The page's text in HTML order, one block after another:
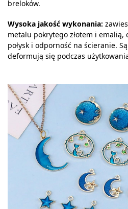
breloków.
Wysoka jakość wykonania:
metalu pokrytego złotem i emalią,
połysk i odporność na ścieranie.
deformują się podczas